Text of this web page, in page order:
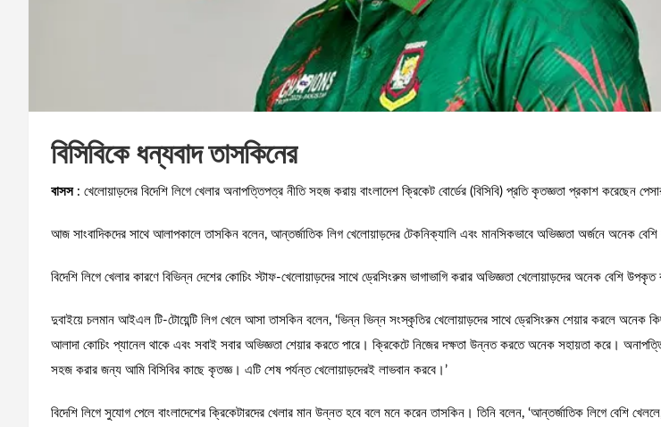
বিসিবিকে ধন্যবাদ তাসকিনের
বাসস : খেলোয়াড়দের বিদেশি লিগে খেলার অনাপত্তিপত্র নীতি সহজ করায় বাংলাদেশ ক্রিকেট বোর্ডের (বিসিবি) প্রতি কৃতজ্ঞতা প্রকাশ করেছেন
আজ সাংবাদিকদের সাথে আলাপকালে তাসকিন বলেন, আন্তর্জাতিক লিগ খেলোয়াড়দের টেকনিক্যালি এবং মানসিকভাবে অভিজ্ঞতা অর্জনে অনেক
বিদেশি লিগে খেলার কারণে বিভিন্ন দেশের কোচিং স্টাফ-খেলোয়াড়দের সাথে ড্রেসিংরুম ভাগাভাগি করার অভিজ্ঞতা খেলোয়াড়দের অনেক বেশি উপকৃত
দুবাইয়ে চলমান আইএল টি-টোয়েন্টি লিগ খেলে আসা তাসকিন বলেন, ‘ভিন্ন ভিন্ন সংস্কৃতির খেলোয়াড়দের সাথে ড্রেসিংরুম শেয়ার করলে অনেক
আলাদা কোচিং প্যানেল থাকে এবং সবাই সবার অভিজ্ঞতা শেয়ার করতে পারে। ক্রিকেটে নিজের দক্ষতা উন্নত করতে অনেক সহায়তা করে।
সহজ করার জন্য আমি বিসিবির কাছে কৃতজ্ঞ। এটি শেষ পর্যন্ত খেলোয়াড়দেরই লাভবান করবে।’
বিদেশি লিগে সুযোগ পেলে বাংলাদেশের ক্রিকেটারদের খেলার মান উন্নত হবে বলে মনে করেন তাসকিন। তিনি বলেন, ‘আন্তর্জাতিক লিগে বেশি